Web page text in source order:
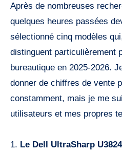
Après de nombreuses
quelques heures passées
sélectionné cinq modèles
distinguent particulièrement
bureautique en 2025-2026.
donner de chiffres de vente
constamment, mais je me
utilisateurs et mes propres
1. Le Dell UltraSharp